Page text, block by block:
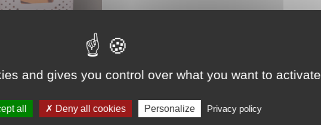
and gives you control over what you want to activate
all Deny all cookies Personalize Privacy policy